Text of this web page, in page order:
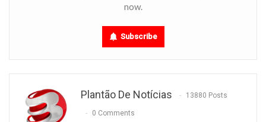
now.
Subscribe
Plantão De Notícias 13880 Posts
0 Comments